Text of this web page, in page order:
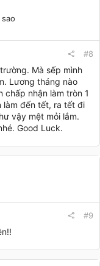
#8
Mà sếp mình
Lương tháng nào
chấp nhận làm tròn 1
làm đến tết, ra tết đi
vậy mệt mỏi lắm.
Good Luck.
#9